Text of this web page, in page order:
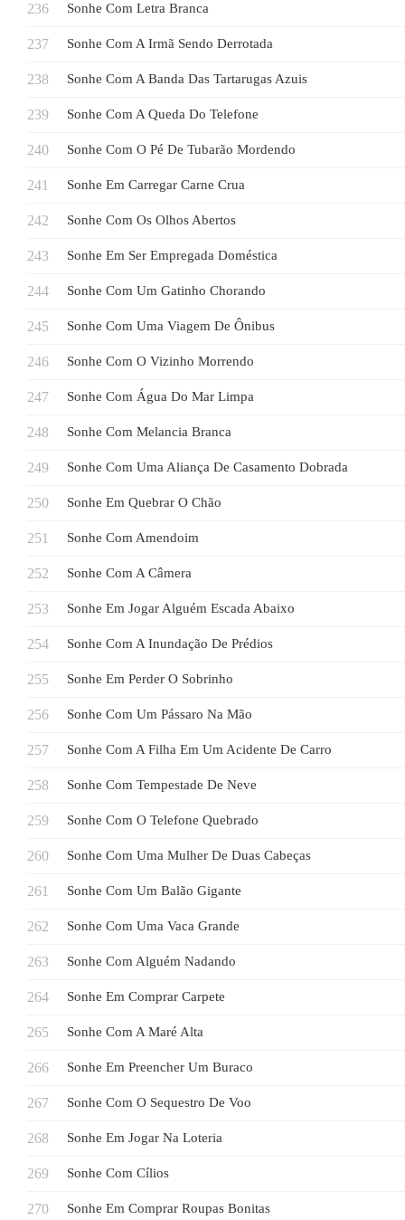
Sonhe Com Letra Branca
Sonhe Com A Irmã Sendo Derrotada
Sonhe Com A Banda Das Tartarugas Azuis
Sonhe Com A Queda Do Telefone
Sonhe Com O Pé De Tubarão Mordendo
Sonhe Em Carregar Carne Crua
Sonhe Com Os Olhos Abertos
Sonhe Em Ser Empregada Doméstica
Sonhe Com Um Gatinho Chorando
Sonhe Com Uma Viagem De Ônibus
Sonhe Com O Vizinho Morrendo
Sonhe Com Água Do Mar Limpa
Sonhe Com Melancia Branca
Sonhe Com Uma Aliança De Casamento Dobrada
Sonhe Em Quebrar O Chão
Sonhe Com Amendoim
Sonhe Com A Câmera
Sonhe Em Jogar Alguém Escada Abaixo
Sonhe Com A Inundação De Prédios
Sonhe Em Perder O Sobrinho
Sonhe Com Um Pássaro Na Mão
Sonhe Com A Filha Em Um Acidente De Carro
Sonhe Com Tempestade De Neve
Sonhe Com O Telefone Quebrado
Sonhe Com Uma Mulher De Duas Cabeças
Sonhe Com Um Balão Gigante
Sonhe Com Uma Vaca Grande
Sonhe Com Alguém Nadando
Sonhe Em Comprar Carpete
Sonhe Com A Maré Alta
Sonhe Em Preencher Um Buraco
Sonhe Com O Sequestro De Voo
Sonhe Em Jogar Na Loteria
Sonhe Com Cílios
Sonhe Em Comprar Roupas Bonitas